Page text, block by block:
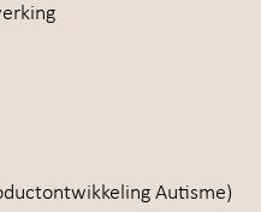
Autisme)